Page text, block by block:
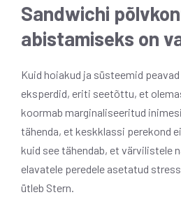
Sandwichi
abistamiseks on
Kuid hoiakud ja süsteemid
eksperdid, eriti seetõttu, et
koormab marginaliseeritud
tähenda, et keskklassi perekond
kuid see tähendab, et värvilistele
elavatele peredele asetatud
ütleb Stern.